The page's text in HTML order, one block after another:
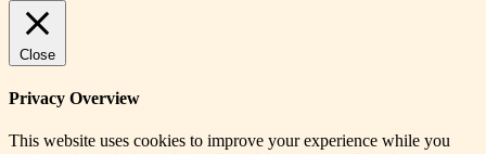
Close
Privacy Overview
This website uses cookies to improve your experience while you